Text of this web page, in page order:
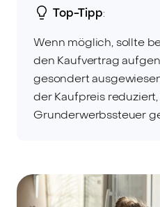
Top-Tipp:
Wenn möglich, sollte
den Kaufvertrag
gesondert
der Kaufpreis
Grunderwerbssteuer